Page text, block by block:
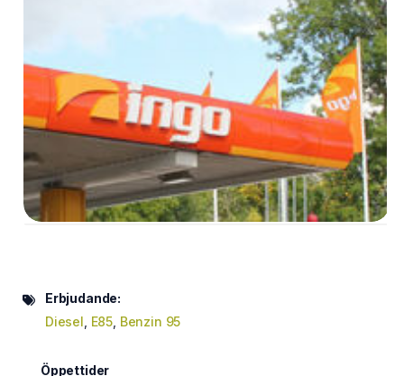
Erbjudande:
Diesel E85 Benzin 95
Öppettider